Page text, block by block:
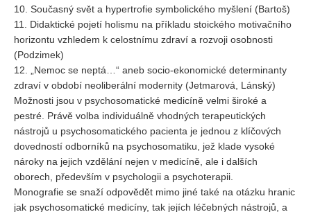
REDAKCE
Pokyny pro autory
10. Současný svět a hypertrofie symbolického myšlení (Bartoš)
11. Didaktické pojetí holismu na příkladu stoického motivačního
horizontu vzhledem k celostnímu zdraví a rozvoji osobnosti
(Podzimek)
12. „Nemoc se neptá…“ aneb socio-ekonomické determinanty
zdraví v období neoliberální modernity (Jetmarová, Lánský)
Možnosti jsou v psychosomatické medicíně velmi široké a
pestré. Právě volba individuálně vhodných terapeutických
nástrojů u psychosomatického pacienta je jednou z klíčových
dovedností odborníků na psychosomatiku, jež klade vysoké
nároky na jejich vzdělání nejen v medicíně, ale i dalších
oborech, především v psychologii a psychoterapii.
Monografie se snaží odpovědět mimo jiné také na otázku hranic
jak psychosomatické medicíny, tak jejích léčebných nástrojů, a